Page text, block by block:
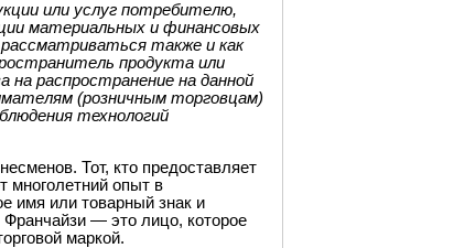
или услуг потребителю,
материальных и финансовых
также и как
продукта или
на распространение на данной
(розничным торговцам)
технологий
Тот, кто предоставляет
многолетний опыт в
имя или товарный знак и
Франчайзи — это лицо, которое
маркой.